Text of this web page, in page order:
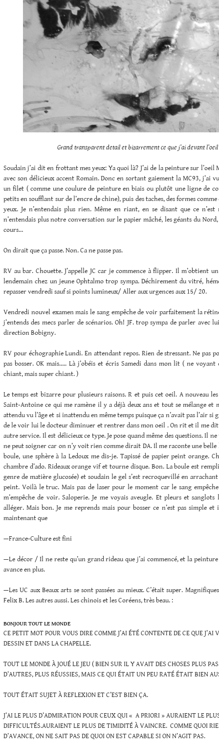
Grand transparent detail et bizarrement ce que j’ai devant
Soudain j’ai dit en frottant mes yeux: Ya quoi là? J’ai de la peinture sur l’oeil
avec son délicieux accent Romain. Donc en sortant gaiement la MC93, j’ai
un filet ( comme une coulure de peinture en biais ou plutôt une ligne de
petits en soufflant sur de l’encre de chine), puis des taches, des formes
yeux. Je n’entendais plus rien. Même en riant, en se disant que ce
n’entendais plus notre conversation sur le papier mâché, les géants du
cours…
On dirait que ça passe. Non. Ca ne passe pas.
RV au bar. Chouette. J’appelle JC car je commence à flipper. Il m’obtient
lendemain chez un jeune Ophtalmo trop sympa. Déchirement du vitré,
repasser vendredi sauf si points lumineux/ Aller aux urgences aux 15/ 20.
Vendredi nouvel examen mais le sang empêche de voir parfaitement la
j’entends des mecs parler de scénarios. Oh! JF. trop sympa de parler avec
direction Bobigny.
RV pour échographie Lundi. En attendant repos. Rien de stressant. Ne pas
pas bosser. OK mais….. Là j’obéis et écris Samedi dans mon lit ( ne voyant
chiant, mais super chiant. )
Le temps est bizarre pour plusieurs raisons. R et puis cet oeil. A nouveau
Saint-Antoine ce qui me ramène il y a déjà deux ans et tout se mélange et
attendu vu l’âge et si inattendu en même temps puisque ça n’avait pas l’air si
de le voir lui le docteur diminuer et rentrer dans mon oeil . On rit et il me dit
autre service. Il est délicieux ce type. Je pose quand même des questions. Il
ne peut soigner car on n’y voit rien comme dirait DA. Il me raconte une belle
boule, une sphère à la Ledoux me dis-je. Tapissé de papier peint orange.
chambre d’ado. Rideaux orange vif et tourne disque. Bon. La boule est
genre de matière glucosée) et soudain le gel s’est recroquevillé en
peint. Voilà le truc. Mais pas de laser pour le moment car le sang
m’empêche de voir. Saloperie. Je me voyais aveugle. Et pleurs et
alléger. Mais bon. Je me reprends mais pour bosser ce n’est pas simple
maintenant que
—France-Culture est fini
—Le décor / Il ne reste qu’un grand rideau que j’ai commencé, et la peinture
avance en plus.
—Les UC aux Beaux arts se sont passées au mieux. C’était super.
Felix B. Les autres aussi. Les chinois et les Coréens, très beau. :
BONJOUR TOUT LE MONDE
CE PETIT MOT POUR VOUS DIRE COMME J’AI ÉTÉ CONTENTE DE CE QUE J’AI
DESSIN ET DANS LA CHAPELLE.
TOUT LE MONDE À JOUÉ LE JEU ( BIEN SUR IL Y AVAIT DES CHOSES PLUS
D’AUTRES, PLUS RÉUSSIES, MAIS CE QUI ÉTAIT UN PEU RATÉ ÉTAIT BIEN
TOUT ÉTAIT SUJET À REFLEXION ET C’EST BIEN ÇA.
J’AI LE PLUS D’ADMIRATION POUR CEUX QUI « A PRIORI » AURAIENT LE
DIFFICULTÉS.AURAIENT LE PLUS DE TIMIDITÉ À VAINCRE. COMME QUOI
D’AVANCE, ON NE SAIT PAS DE QUOI ON EST CAPABLE SI ON N’AGIT PAS.